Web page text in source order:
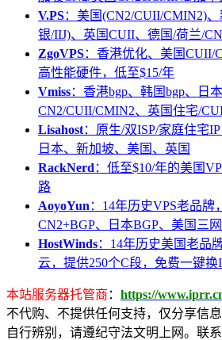
V.PS：美国(CN2/CUII/CMIN2)
银/IIJ)、英国CUII、德国/荷兰/
ZgoVPS：香港优化、美国CUII/
高性能硬件，低至$15/年
Vmiss：香港bgp、韩国bgp、日
CN2/CUII/CMIN2、英国住宅/
Lisahost：原生/双ISP/家庭住宅
日本、新加坡、美国、英国
RackNerd ：低至$10/年的美国
路
AoyoYun ：14年历史VPS老品牌
CN2+BGP、日本BGP、美国三
HostWinds：14年历史美国老品
云，提供250个C段，免费一键换
本站服务器托管商 ： https://
不代购、不提供任何支持，仅分享信
自行辨别，请遵纪守法文明上网。联系